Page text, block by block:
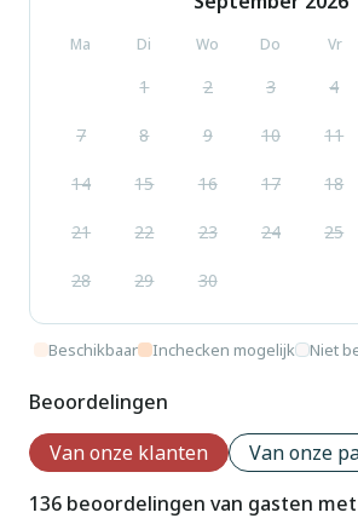
Ma Di Wo Do Vr
1 2 3 4
7 8 9 10 11
14 15 16 17 18
21 22 23 24 25
28 29 30
Beschikbaar Inchecken mogelijk Niet
Beoordelingen
Van onze klanten
Van onze
136 beoordelingen van gasten